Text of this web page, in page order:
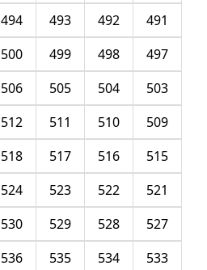
491
492
493
494
497
498
499
500
503
504
505
506
509
510
511
512
515
516
517
518
521
522
523
524
527
528
529
530
533
534
535
536